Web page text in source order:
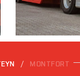
/ MONTFORT